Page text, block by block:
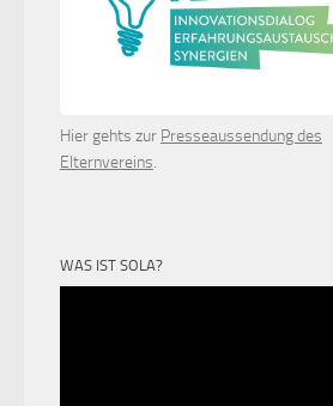
Hier gehts zur Presseaussendung des
Elternvereins.
WAS IST SOLA?